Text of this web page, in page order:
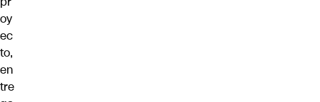
oy
ec
to,
en
tre